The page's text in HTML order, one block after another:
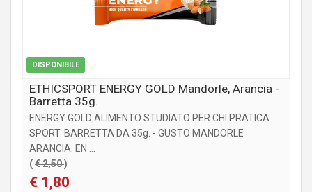
DISPONIBILE
ETHICSPORT ENERGY GOLD Mandorle, Arancia -
Barretta 35g.
ENERGY GOLD ALIMENTO STUDIATO PER CHI PRATICA
SPORT. BARRETTA DA 35g. - GUSTO MANDORLE
ARANCIA. EN ...
(€ 2,50)
€ 1,80